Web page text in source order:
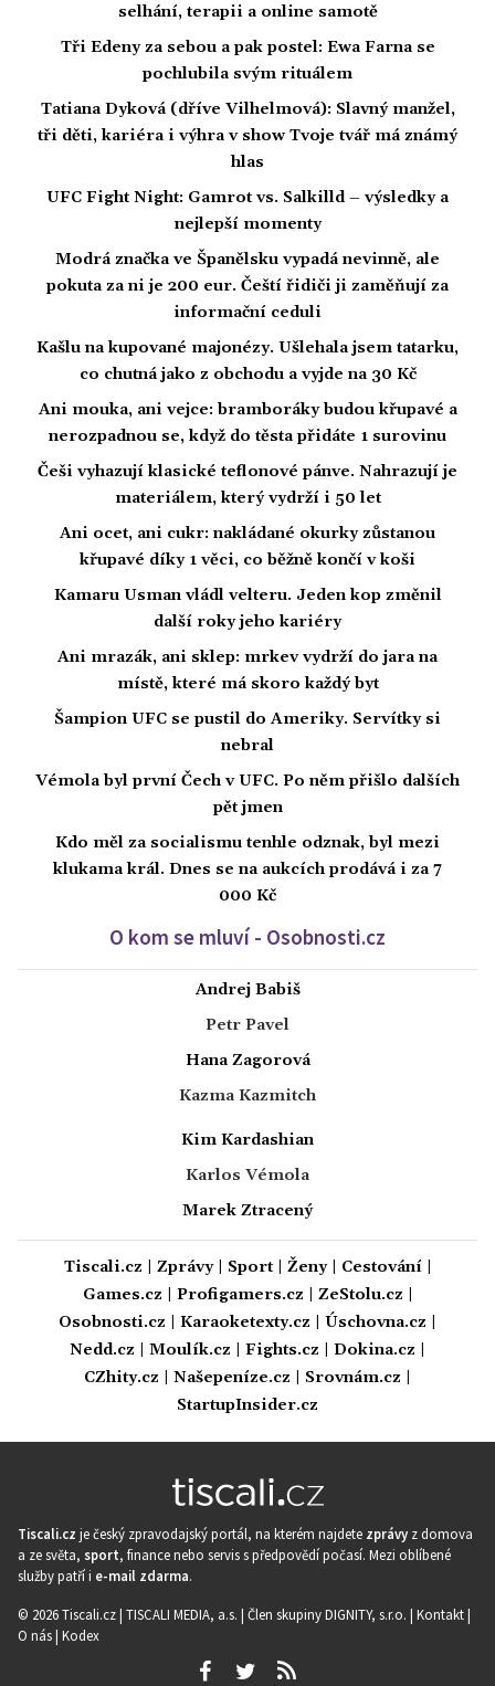
selhání, terapii a online samotě
Tři Edeny za sebou a pak postel: Ewa Farna se
pochlubila svým rituálem
Tatiana Dyková (dříve Vilhelmová): Slavný manžel,
tři děti, kariéra i výhra v show Tvoje tvář má známý
hlas
UFC Fight Night: Gamrot vs. Salkilld – výsledky a
nejlepší momenty
Modrá značka ve Španělsku vypadá nevinně, ale
pokuta za ni je 200 eur. Čeští řidiči ji zaměňují za
informační ceduli
Kašlu na kupované majonézy. Ušlehala jsem tatarku,
co chutná jako z obchodu a vyjde na 30 Kč
Ani mouka, ani vejce: bramboráky budou křupavé a
nerozpadnou se, když do těsta přidáte 1 surovinu
Češi vyhazují klasické teflonové pánve. Nahrazují je
materiálem, který vydrží i 50 let
Ani ocet, ani cukr: nakládané okurky zůstanou
křupavé díky 1 věci, co běžně končí v koši
Kamaru Usman vládl velteru. Jeden kop změnil
další roky jeho kariéry
Ani mrazák, ani sklep: mrkev vydrží do jara na
místě, které má skoro každý byt
Šampion UFC se pustil do Ameriky. Servítky si
nebral
Vémola byl první Čech v UFC. Po něm přišlo dalších
pět jmen
Kdo měl za socialismu tenhle odznak, byl mezi
klukama král. Dnes se na aukcích prodává i za 7
000 Kč
O kom se mluví - Osobnosti.cz
Andrej Babiš
Petr Pavel
Hana Zagorová
Kazma Kazmitch
Kim Kardashian
Karlos Vémola
Marek Ztracený
Tiscali.cz Zprávy| Sport| Ženy| Cestování|
Games.cz
Profigamers.cz ZeStolu.cz
Osobnosti.cz
Karaoketexty.cz Úschovna.cz
Nedd.cz
Moulík.cz Fights.cz Dokina.cz
CZhity.cz
Našepeníze.cz Srovnám.cz
StartupInsider.cz
Tiscali.cz je český zpravodajský portál, na kterém najdete zprávy z domova
a ze světa, sport, finance nebo servis s předpovědí počasí. Mezi oblíbené
služby patří i e-mail zdarma.
© 2026 Tiscali.cz | TISCALI MEDIA, a.s. | Člen skupiny DIGNITY, s.r.o. | Kontakt|
O nás| Kodex